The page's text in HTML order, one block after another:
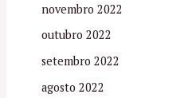
novembro 2022
outubro 2022
setembro 2022
agosto 2022